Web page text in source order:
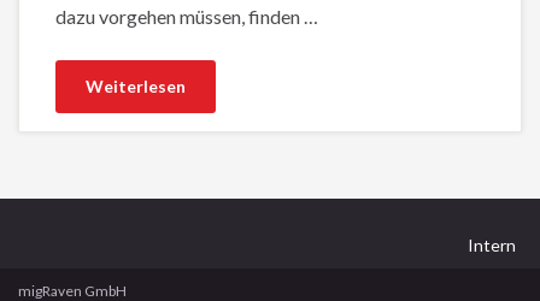
dazu vorgehen müssen, finden …
Weiterlesen
Intern
migRaven GmbH